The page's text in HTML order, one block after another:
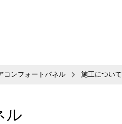
コンフォートパネル 施工について
ル